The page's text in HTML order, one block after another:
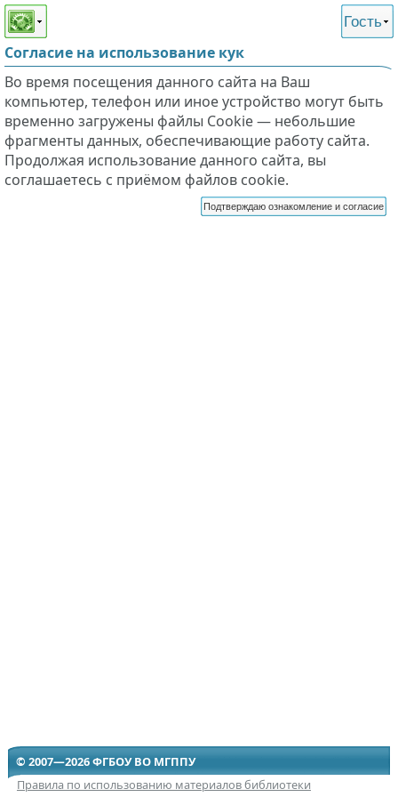
Этот сайт поддерживает
слабовидящих
Гость
Согласие на использование кук
Во время посещения данного сайта на Ваш
компьютер, телефон или иное устройство могут быть
временно загружены файлы Cookie — небольшие
фрагменты данных, обеспечивающие работу сайта.
Продолжая использование данного сайта, вы
соглашаетесь с приёмом файлов cookie.
Подтверждаю ознакомление и согласие
© 2007—2026 ФГБОУ ВО МГППУ
Правила по использованию материалов библиотеки